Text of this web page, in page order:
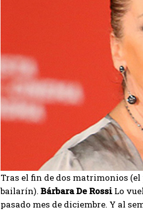
Tras el fin de dos matrimonios
bailarín). Bárbara De Rossi Lo
pasado mes de diciembre. Y al